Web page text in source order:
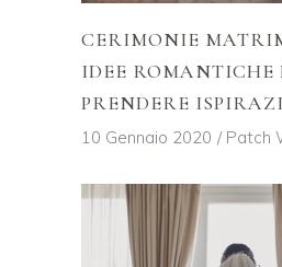
CERIMONIE
IDEE ROMANTICHE
PRENDERE
10 Gennaio 2020 Patch